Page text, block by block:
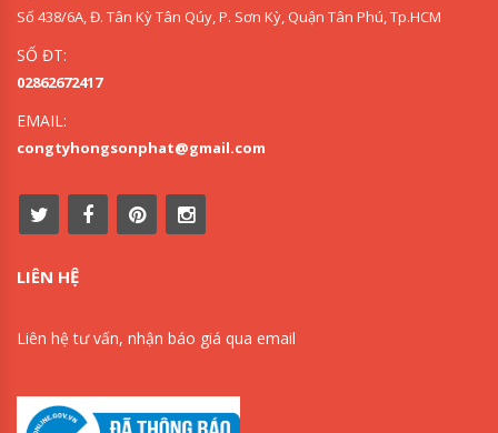
Số 438/6A, Đ. Tân Kỳ Tân Qúy, P. Sơn Kỳ, Quận Tân Phú, Tp.HCM
SỐ ĐT:
02862672417
EMAIL:
congtyhongsonphat@gmail.com
LIÊN HỆ
Liên hệ tư vấn, nhận báo giá qua email